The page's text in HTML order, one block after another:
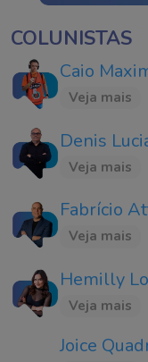
COLUNISTAS
Caio
Veja mais
Denis
Veja mais
Fabrício
Veja mais
Hemilly
Veja mais
Joice